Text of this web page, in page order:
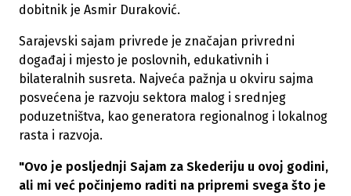
dobitnik je Asmir Duraković.
Sarajevski sajam privrede je značajan privredni
događaj i mjesto je poslovnih, edukativnih i
bilateralnih susreta. Najveća pažnja u okviru sajma
posvećena je razvoju sektora malog i srednjeg
poduzetništva, kao generatora regionalnog i lokalnog
rasta i razvoja.
"Ovo je posljednji Sajam za Skederiju u ovoj godini,
ali mi već počinjemo raditi na pripremi svega što je